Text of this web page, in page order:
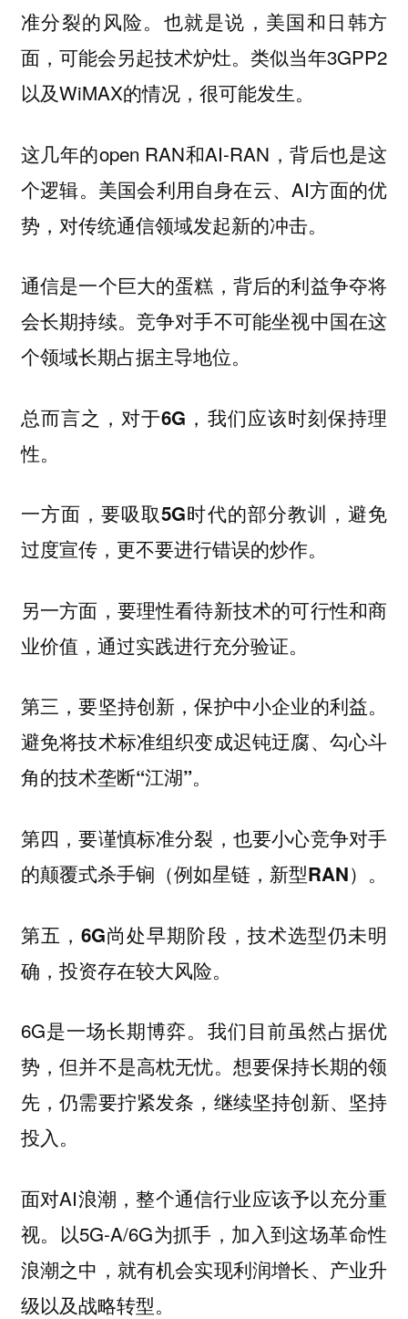
准分裂的风险。也就是说，美国和日韩方
面，可能会另起技术炉灶。类似当年3GPP2
以及WiMAX的情况，很可能发生。
这几年的open RAN和AI-RAN，背后也是这
个逻辑。美国会利用自身在云、AI方面的优
势，对传统通信领域发起新的冲击。
通信是一个巨大的蛋糕，背后的利益争夺将
会长期持续。竞争对手不可能坐视中国在这
个领域长期占据主导地位。
总而言之，对于6G，我们应该时刻保持理
性。
一方面，要吸取5G时代的部分教训，避免
过度宣传，更不要进行错误的炒作。
另一方面，要理性看待新技术的可行性和商
业价值，通过实践进行充分验证。
第三，要坚持创新，保护中小企业的利益。
避免将技术标准组织变成迟钝迂腐、勾心斗
角的技术垄断“江湖”。
第四，要谨慎标准分裂，也要小心竞争对手
的颠覆式杀手锏（例如星链，新型RAN）。
第五，6G尚处早期阶段，技术选型仍未明
确，投资存在较大风险。
6G是一场长期博弈。我们目前虽然占据优
势，但并不是高枕无忧。想要保持长期的领
先，仍需要拧紧发条，继续坚持创新、坚持
投入。
面对AI浪潮，整个通信行业应该予以充分重
视。以5G-A/6G为抓手，加入到这场革命性
浪潮之中，就有机会实现利润增长、产业升
级以及战略转型。